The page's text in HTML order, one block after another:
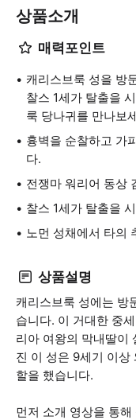
상품소개
매력포인트
캐리스브룩 성을 방
찰스 1세가 탈출을
룩 당나귀를 만나보
흉벽을 순찰하고 가
다.
전쟁마 워리어 동상
찰스 1세가 탈출을
노먼 성채에서 타의
상품설명
캐리스브룩 성에는 방
습니다. 이 거대한 중
리아 여왕의 막내딸이
진 이 성은 9세기 이상
할을 했습니다.
먼저 소개 영상을 통